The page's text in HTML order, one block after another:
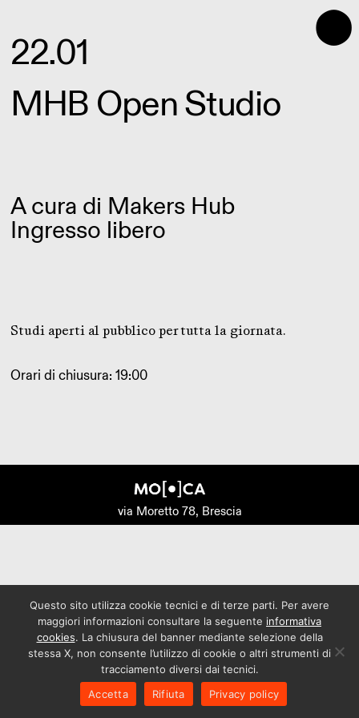
⬤
22.01
MHB Open Studio
A cura di Makers Hub
Ingresso libero
Studi aperti al pubblico per tutta la giornata.
Orari di chiusura: 19:00
via Moretto 78, Brescia
Questo sito utilizza cookie tecnici e di terze parti. Per avere
maggiori informazioni consultare la seguente informativa
cookies. La chiusura del banner mediante selezione della
stessa X, non consente l’utilizzo di cookie o altri strumenti di
tracciamento diversi dai tecnici.
Accetta
Rifiuta Privacy policy